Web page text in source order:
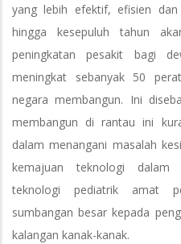
yang lebih efektif, efisien
hingga kesepuluh tahun
peningkatan pesakit bagi
meningkat sebanyak 50
negara membangun. Ini
membangun di rantau ini
dalam menangani masalah
kemajuan teknologi dalam
teknologi pediatrik amat
sumbangan besar kepada
kalangan kanak-kanak.